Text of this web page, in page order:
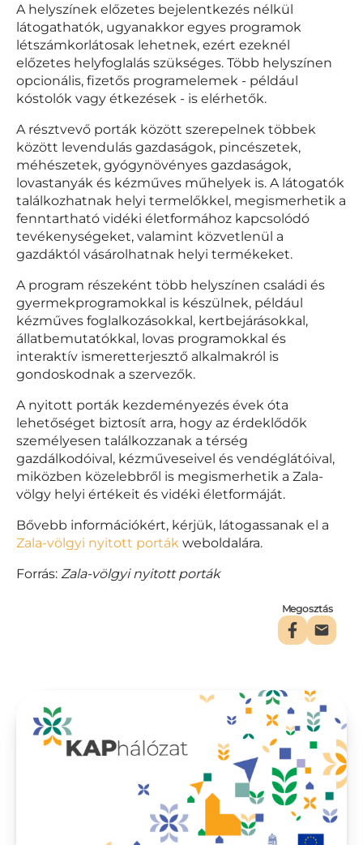
A helyszínek előzetes bejelentkezés nélkül
látogathatók, ugyanakkor egyes programok
létszámkorlátosak lehetnek, ezért ezeknél
előzetes helyfoglalás szükséges. Több helyszínen
opcionális, fizetős programelemek - például
kóstolók vagy étkezések - is elérhetők.
A résztvevő porták között szerepelnek többek
között levendulás gazdaságok, pincészetek,
méhészetek, gyógynövényes gazdaságok,
lovastanyák és kézműves műhelyek is. A látogatók
találkozhatnak helyi termelőkkel, megismerhetik a
fenntartható vidéki életformához kapcsolódó
tevékenységeket, valamint közvetlenül a
gazdáktól vásárolhatnak helyi termékeket.
A program részeként több helyszínen családi és
gyermekprogramokkal is készülnek, például
kézműves foglalkozásokkal, kertbejárásokkal,
állatbemutatókkal, lovas programokkal és
interaktív ismeretterjesztő alkalmakról is
gondoskodnak a szervezők.
A nyitott porták kezdeményezés évek óta
lehetőséget biztosít arra, hogy az érdeklődők
személyesen találkozzanak a térség
gazdálkodóival, kézműveseivel és vendéglátóival,
miközben közelebbről is megismerhetik a Zala-
völgy helyi értékeit és vidéki életformáját.
Bővebb információkért, kérjük, látogassanak el a
Zala-völgyi nyitott porták weboldalára.
Forrás: Zala-völgyi nyitott porták
Megosztás